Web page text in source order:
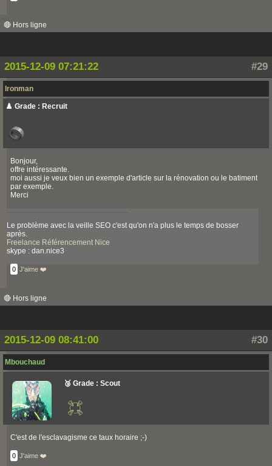
🔴 Hors ligne
#29
2015-12-09 07:21:22
Ironman
♟️ Grade : Recruit
Bonjour,
offre intéressante.
moi aussi je veux bien un exemple d'article sur la rénovation ou le batiment
par exemple.
Merci
Le problème avec la veille SEO c'est qu'on n'a plus le temps de bosser
après.
Freelance Référencement Nice
skype : dan.nice3
0 J'aime ❤️
🔴 Hors ligne
#30
2015-12-09 08:41:00
Mbouchaud
🥉 Grade : Scout
C'est de l'esclavagisme ce taux horaire ;-)
0 J'aime ❤️